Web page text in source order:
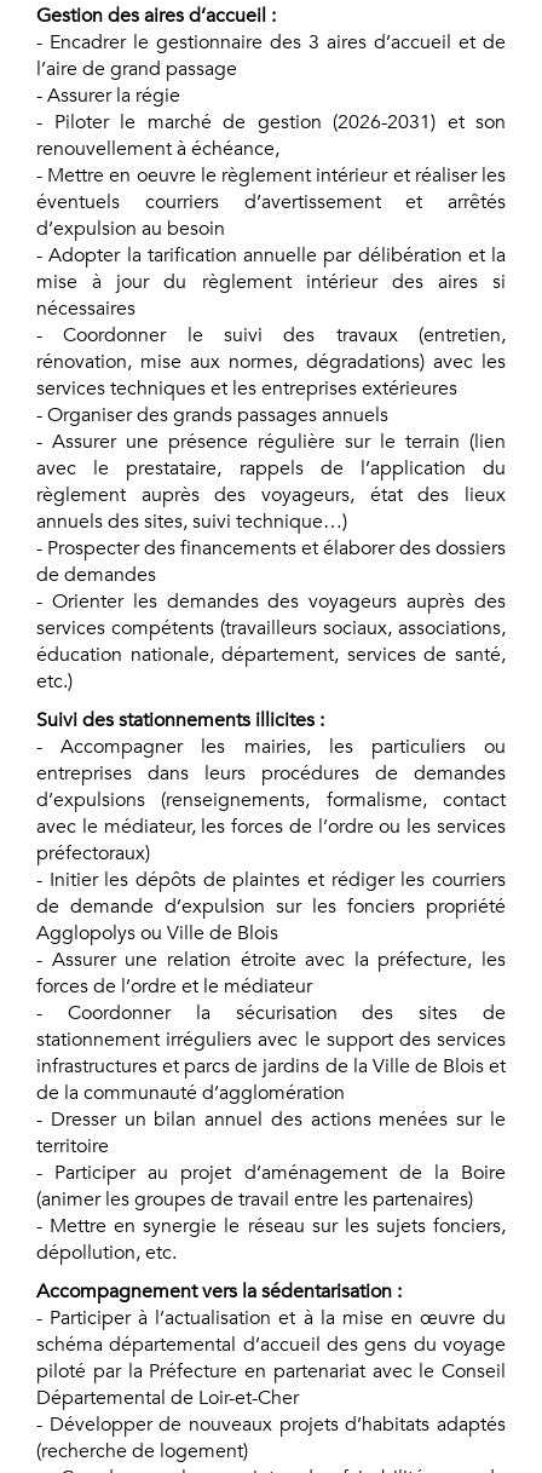
Gestion des aires d’accueil :
- Encadrer le gestionnaire des 3 aires d’accueil et de
l’aire de grand passage
- Assurer la régie
- Piloter le marché de gestion (2026-2031) et son
renouvellement à échéance,
- Mettre en oeuvre le règlement intérieur et réaliser les
éventuels courriers d’avertissement et arrêtés
d’expulsion au besoin
- Adopter la tarification annuelle par délibération et la
mise à jour du règlement intérieur des aires si
nécessaires
- Coordonner le suivi des travaux (entretien,
rénovation, mise aux normes, dégradations) avec les
services techniques et les entreprises extérieures
- Organiser des grands passages annuels
- Assurer une présence régulière sur le terrain (lien
avec le prestataire, rappels de l’application du
règlement auprès des voyageurs, état des lieux
annuels des sites, suivi technique…)
- Prospecter des financements et élaborer des dossiers
de demandes
- Orienter les demandes des voyageurs auprès des
services compétents (travailleurs sociaux, associations,
éducation nationale, département, services de santé,
etc.)
Suivi des stationnements illicites :
- Accompagner les mairies, les particuliers ou
entreprises dans leurs procédures de demandes
d’expulsions (renseignements, formalisme, contact
avec le médiateur, les forces de l’ordre ou les services
préfectoraux)
- Initier les dépôts de plaintes et rédiger les courriers
de demande d’expulsion sur les fonciers propriété
Agglopolys ou Ville de Blois
- Assurer une relation étroite avec la préfecture, les
forces de l’ordre et le médiateur
- Coordonner la sécurisation des sites de
stationnement irréguliers avec le support des services
infrastructures et parcs de jardins de la Ville de Blois et
de la communauté d’agglomération
- Dresser un bilan annuel des actions menées sur le
territoire
- Participer au projet d’aménagement de la Boire
(animer les groupes de travail entre les partenaires)
- Mettre en synergie le réseau sur les sujets fonciers,
dépollution, etc.
Accompagnement vers la sédentarisation :
- Participer à l’actualisation et à la mise en œuvre du
schéma départemental d’accueil des gens du voyage
piloté par la Préfecture en partenariat avec le Conseil
Départemental de Loir-et-Cher
- Développer de nouveaux projets d’habitats adaptés
(recherche de logement)